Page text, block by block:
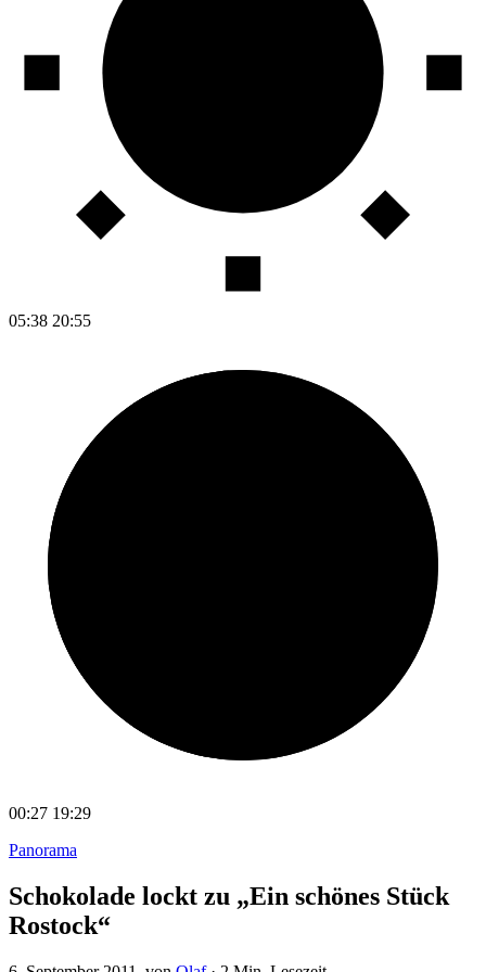
05:38 20:55
00:27 19:29
Panorama
Schokolade lockt zu „Ein schönes Stück
Rostock“